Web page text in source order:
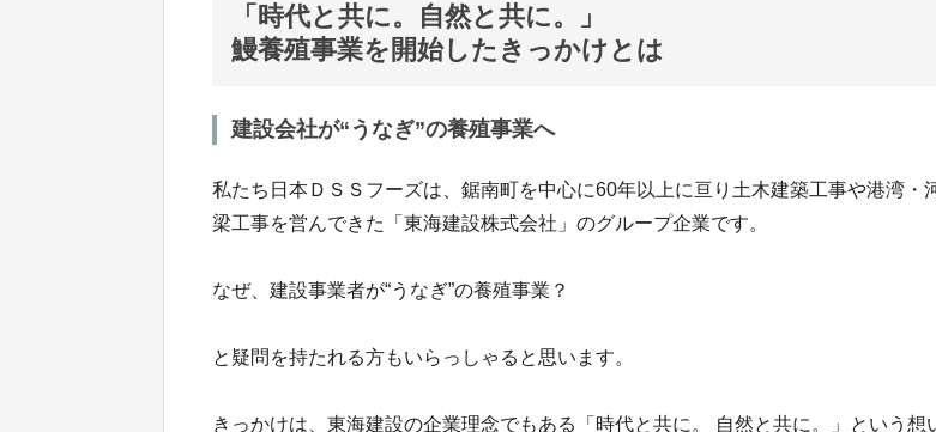
「時代と共に。自然と共に。
鰻養殖事業を開始したきっかけとは
建設会社が“うなぎ”の養殖事業へ
私たち日本ＤＳＳフーズは、鋸南町を中心に60年以上に亘り土木建築工事や港湾・
梁工事を営んできた「東海建設株式会社」のグループ企業です。
なぜ、建設事業者が“うなぎ”の養殖事業？
と疑問を持たれる方もいらっしゃると思います。
きっかけは、東海建設の企業理念でもある「時代と共に。 自然と共に。」という想